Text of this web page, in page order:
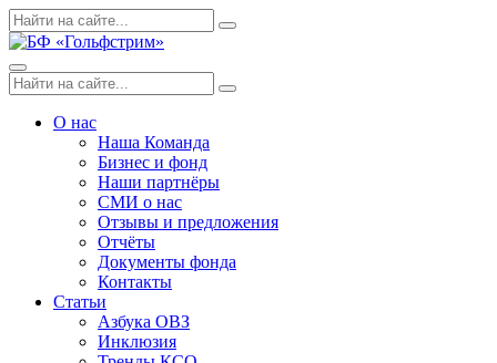
Skip
to
Поиск
по:
Search
Menu
Поиск
по:
Search
О нас
Наша Команда
Бизнес и фонд
Наши партнёры
СМИ о нас
Отзывы и предложения
Отчёты
Документы фонда
Контакты
Статьи
Азбука ОВЗ
Инклюзия